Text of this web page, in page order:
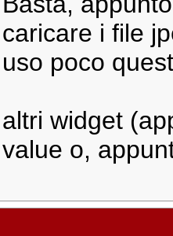
caricare i file
uso poco
altri widget
value o,